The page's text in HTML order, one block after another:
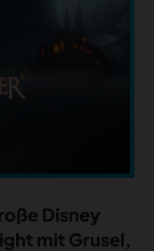
Disney
mit Grusel,